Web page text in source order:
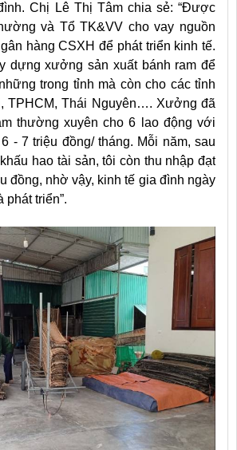
Chị Lê Thị Tâm chia sẻ: “Được
và Tổ TK&VV cho vay nguồn
hàng CSXH để phát triển kinh tế.
dựng xưởng sản xuất bánh ram để
trong tỉnh mà còn cho các tỉnh
TPHCM, Thái Nguyên…. Xưởng đã
thường xuyên cho 6 lao động với
- 7 triệu đồng/ tháng. Mỗi năm, sau
hao tài sản, tôi còn thu nhập đạt
đồng, nhờ vậy, kinh tế gia đình ngày
phát triển”.